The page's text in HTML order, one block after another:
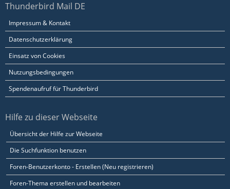
Thunderbird Mail DE
Impressum & Kontakt
Datenschutzerklärung
Einsatz von Cookies
Nutzungsbedingungen
Spendenaufruf für Thunderbird
Hilfe zu dieser Webseite
Übersicht der Hilfe zur Webseite
Die Suchfunktion benutzen
Foren-Benutzerkonto - Erstellen (Neu registrieren)
Foren-Thema erstellen und bearbeiten